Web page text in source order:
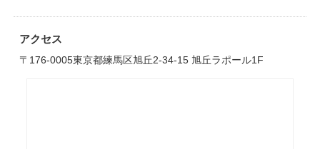
アクセス
〒176-0005東京都練馬区旭丘2-34-15 旭丘ラポール1F